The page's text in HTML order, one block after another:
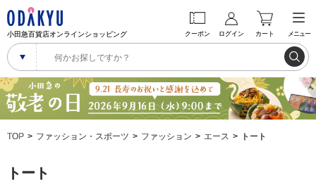
小田急百貨店オンラインショッピング クーポン ログイン カート メニュー
TOP ファッション・スポーツ ファッション エース トート
トート